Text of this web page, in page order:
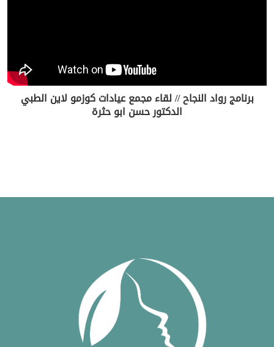
برنامج رواد النجاح // لقاء مجمع عيادات كوزمو لاين الطبي
الدكتور حسن ابو حثرة